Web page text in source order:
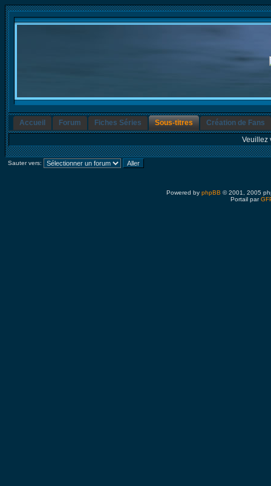
Accueil Forum Fiches Séries Sous-titres
Création de Fans
Veuillez
Sauter vers:
Powered by phpBB © 2001, 2005
Portail par